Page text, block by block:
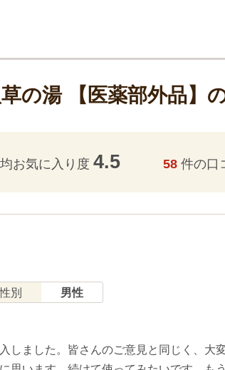
の湯 【医薬部外品】
お気に入り度 4.5 58 件の口
別 男性
しました。皆さんのご意見と同じく、大